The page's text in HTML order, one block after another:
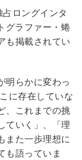
ロングインタ
グラファー・蜷
も掲載されてい
明らかに変わっ
に存在していな
、これまでの挑
ていく」、「理
また一歩理想に
も語っていま